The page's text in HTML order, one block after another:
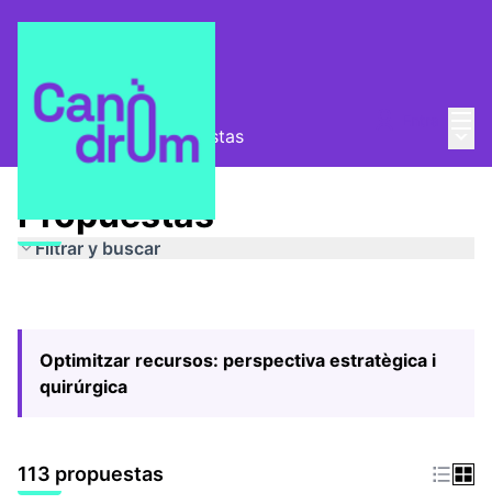
Pla Estratègic Propuestas
Propuestas
Filtrar y buscar
Optimitzar recursos: perspectiva estratègica i
quirúrgica
113 propuestas